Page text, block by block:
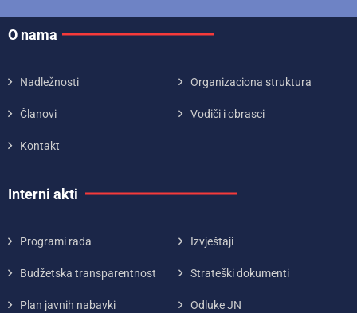
O nama
Nadležnosti Organizaciona struktura
Članovi Vodiči i obrasci
Kontakt
Interni akti
Programi rada Izvještaji
Budžetska transparentnost Strateški dokumenti
Plan javnih nabavki Odluke JN